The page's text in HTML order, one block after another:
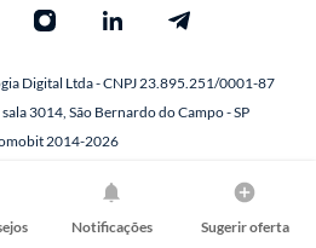
Notificações Sugerir oferta
Digital Ltda - CNPJ 23.895.251/0001-87
3014, São Bernardo do Campo - SP
2014-2026